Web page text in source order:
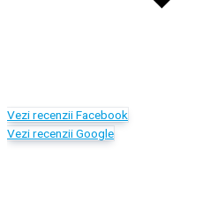
Vezi recenzii Facebook
Vezi recenzii Google